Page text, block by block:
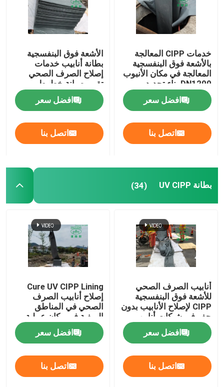
منتجات
معلومات عنا
جولة في المعمل
رقابة جودة
اتصل بنا
أخبار
اطلب اقتباس
معدات الأشعة فوق البنفسجية CIPP
الأشعة فوق البنفسجية علاجه CIPP
بطانة UV CIPP
خدمات CIPP المعالجة
بالأشعة فوق البنفسجية
المعالجة في مكان الأنبوب
DN1200 بناء تجديد
المجاري
افضل سعر
اتصل بنا
الأشعة فوق البنفسجية
بطانة أنابيب خدمات
إصلاح الصرف الصحي
تقييم صيانة خطوط
الأنابيب البلدية
افضل سعر
اتصل بنا
بطانة UV CIPP (34)
أنابيب الصرف الصحي
للأشعة فوق البنفسجية
CIPP لإصلاح الأنابيب بدون
حفر في شبكات أنابيب
مياه الأمطار
افضل سعر
اتصل بنا
Cure UV CIPP Lining
إصلاح أنابيب الصرف
الصحي في المناطق
الريفية في مكان عملية
بطانة الأنابيب
افضل سعر
اتصل بنا